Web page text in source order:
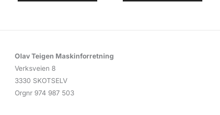
Olav Teigen Maskinforretning
Verksveien 8
3330 SKOTSELV
Orgnr 974 987 503